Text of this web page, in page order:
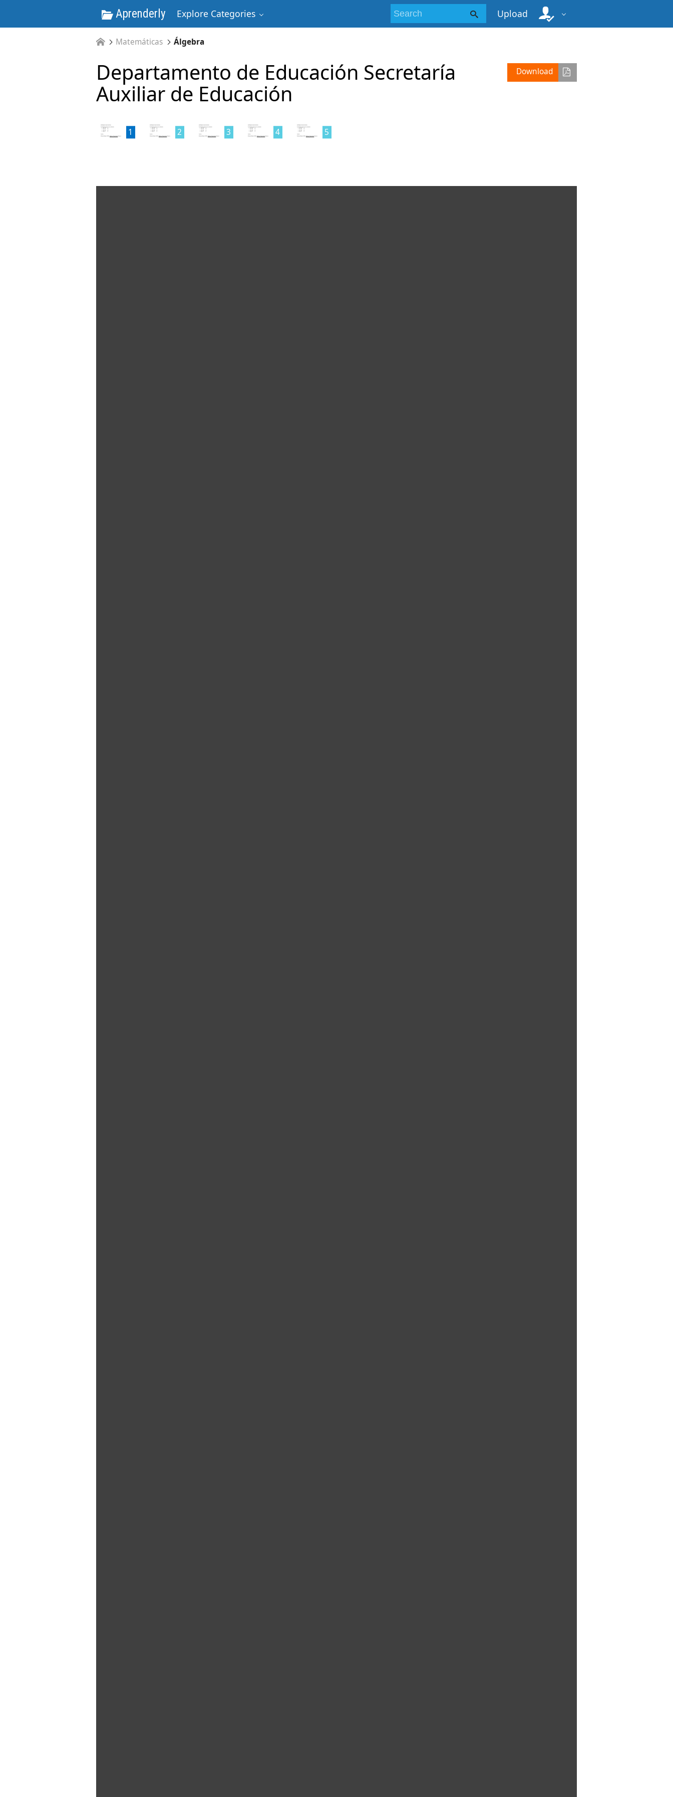
Aprenderly Explore Categories Upload
Matemáticas Álgebra
Download
Departamento de Educación Secretaría
Auxiliar de Educación
1 2 3 4 5